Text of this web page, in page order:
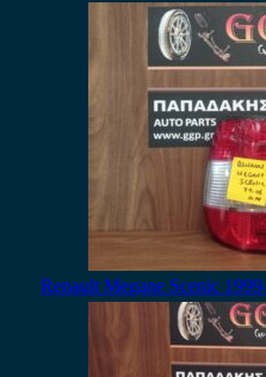
Renault Megane Scenic